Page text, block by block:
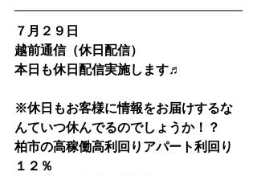
７月２９日
越前通信（休日配信）
本日も休日配信実施します♬
※休日もお客様に情報をお届けするな
んていつ休んでるのでしょうか！？
柏市の高稼働高利回りアパート利回り
１２％